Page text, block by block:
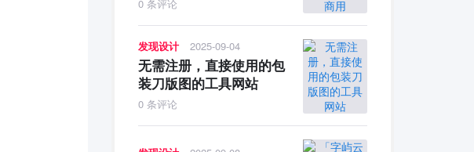
0 条评论
发现设计 2025-09-04
无需注册，直接使用的包
装刀版图的工具网站
0 条评论